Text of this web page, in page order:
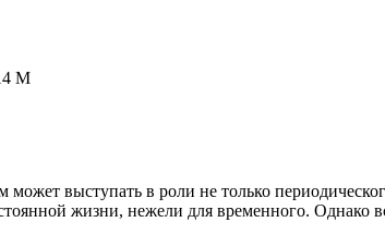
М
выступать в роли не только
жизни, нежели для временного. Однако